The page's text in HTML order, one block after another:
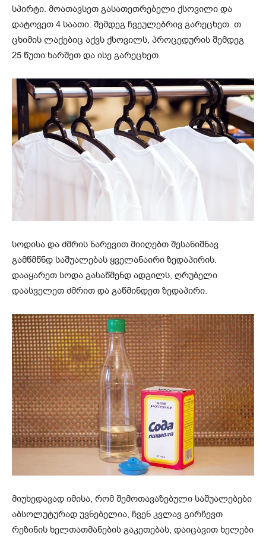
სპირტი. მოათავსეთ გასათეთრებელი ქსოვილი და
დატოვეთ 4 საათი. შემდეგ ჩვეულებრივ გარეცხეთ. თ
ცხიმის ლაქებიც აქვს ქსოვილს, პროცედურის შემდეგ
25 წუთი ხარშეთ და ისე გარეცხეთ.
სოდისა და ძმრის ნარევით მიიღებთ შესანიშნავ
გამწმწნდ საშუალებას ყველანაირი ზედაპირის.
დააყარეთ სოდა გასაწმენდ ადგილს, ღრუბელი
დაასველეთ ძმრით და გაწმინდეთ ზედაპირი.
მიუხედავად იმისა, რომ შემოთავაზებული საშუალებები
აბსოლუტურად უვნებელია, ჩვენ კვლავ გირჩევთ
რეზინის ხელთათმანების გაკეთებას, დაიცავით ხელები